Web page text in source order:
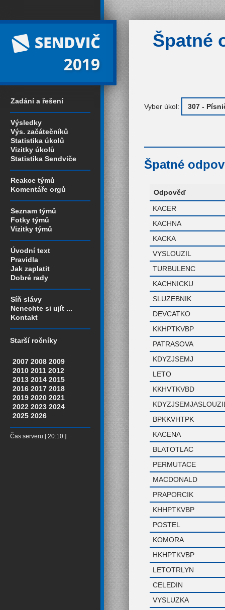
2019
Zadání a řešení
Výsledky
Výs. začátečníků
Statistika úkolů
Vizitky úkolů
Statistika Sendviče
Reakce týmů
Komentáře orgů
Seznam týmů
Fotky týmů
Vizitky týmů
Úvodní text
Pravidla
Jak zaplatit
Dobré rady
Síň slávy
Nenechte si ujít ...
Kontakt
Starší ročníky
2007 2008 2009
2010 2011 2012
2013 2014 2015
2016 2017 2018
2019 2020 2021
2022 2023 2024
2025 2026
Čas serveru [ 20:10 ]
Špatné
Vyber úkol:
Špatné
Odpověď
KACER
KACHNA
KACKA
VYSLOUZIL
TURBULENC
KACHNICKU
SLUZEBNIK
DEVCATKO
KKHPTKVBP
PATRASOVA
KDYZJSEMJ
LETO
KKHVTKVBD
BPKKVHTPK
KACENA
BLATOTLAC
PERMUTACE
MACDONALD
PRAPORCIK
KHHPTKVBP
POSTEL
KOMORA
HKHPTKVBP
LETOTRLYN
CELEDIN
VYSLUZKA